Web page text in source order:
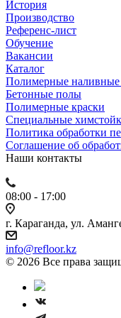
История
Производство
Референс-лист
Обучение
Вакансии
Каталог
Полимерные
Бетонные полы
Полимерные краски
Специальные
Политика обработки
Cоглашение об
Наши контакты
08:00 - 17:00
г. Караганда, ул.
info@refloor.kz
© 2026 Все права